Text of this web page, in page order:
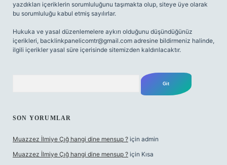
yazdıkları içeriklerin sorumluluğunu taşımakta olup, siteye üye olarak
bu sorumluluğu kabul etmiş sayılırlar.
Hukuka ve yasal düzenlemelere aykırı olduğunu düşündüğünüz
içerikleri, backlinkpanelicomtr@gmail.com adresine bildirmeniz halinde,
ilgili içerikler yasal süre içerisinde sitemizden kaldırılacaktır.
SON YORUMLAR
Muazzez İlmiye Çığ hangi dine mensup ? için admin
Muazzez İlmiye Çığ hangi dine mensup ? için Kısa